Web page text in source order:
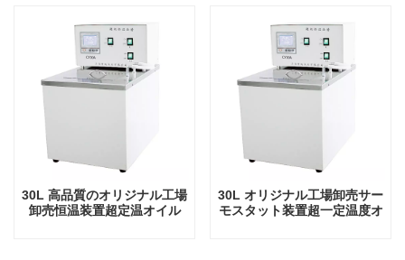
30L 高品質のオリジナル工場
卸売恒温装置超定温オイル
30L オリジナル工場卸売サー
モスタット装置超一定温度オ